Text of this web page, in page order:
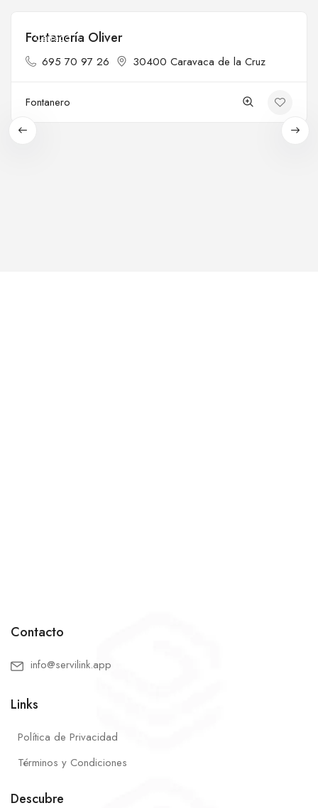
Cerrado
Fontanería Oliver
695 70 97 26 30400 Caravaca de la Cruz
Fontanero
Contacto
info@servilink.app
Links
Política de Privacidad
Términos y Condiciones
Descubre